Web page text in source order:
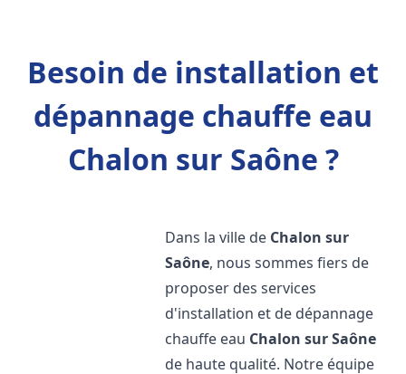
Besoin de installation et
dépannage chauffe eau
Chalon sur Saône ?
Dans la ville de Chalon sur
Saône, nous sommes fiers de
proposer des services
d'installation et de dépannage
chauffe eau Chalon sur Saône
de haute qualité. Notre équipe